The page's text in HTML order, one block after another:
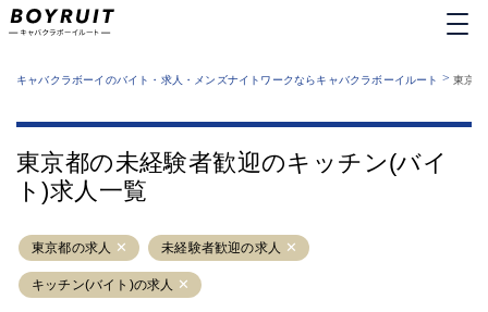
業種から探す
運営者情報
サイトマップ
キャバクラボーイのバイト・求人・メンズナイトワークならキャバクラボーイルート > 東京
東京都の未経験者歓迎のキッチン(バイ
ト)求人一覧
東京都の求人 未経験者歓迎の求人
キッチン(バイト)の求人
六本木
池袋
新橋
渋谷
大和
錦糸町
八王子